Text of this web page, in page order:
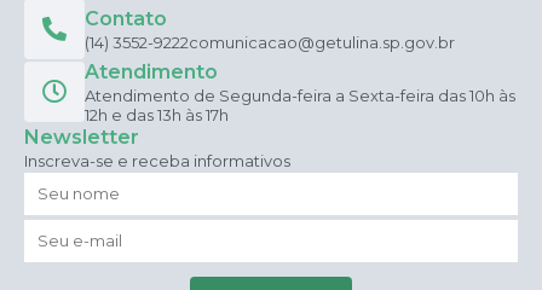
Contato
(14) 3552-9222comunicacao@getulina.sp.gov.br
Atendimento
Atendimento de Segunda-feira a Sexta-feira das 10h às
12h e das 13h às 17h
Newsletter
Inscreva-se e receba informativos